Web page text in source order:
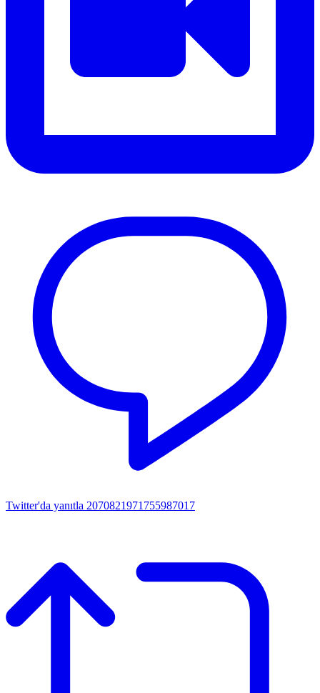
Twitter'da yanıtla 2070821971755987017